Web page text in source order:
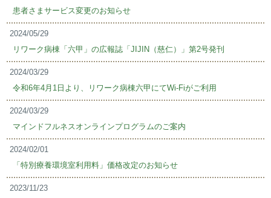
患者さまサービス変更のお知らせ
2024/05/29
リワーク病棟「六甲」の広報誌「JIJIN（慈仁）」第2号発刊
2024/03/29
令和6年4月1日より、リワーク病棟六甲にてWi-Fiがご利用
2024/03/29
マインドフルネスオンラインプログラムのご案内
2024/02/01
「特別療養環境室利用料」価格改定のお知らせ
2023/11/23